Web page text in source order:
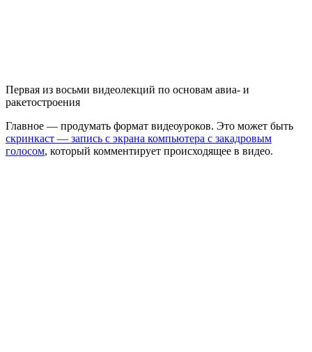
Первая из восьми видеолекций по основам авиа- и
ракетостроения
Главное — продумать формат видеоуроков. Это может быть
скринкаст — запись с экрана компьютера с закадровым
голосом, который комментирует происходящее в видео.​​​